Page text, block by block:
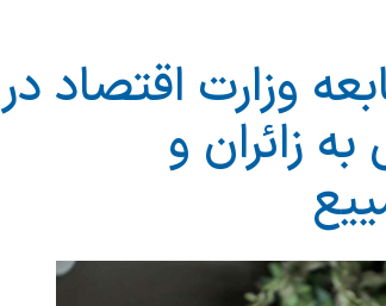
وزارت اقتصاد در
زائران و